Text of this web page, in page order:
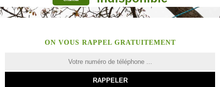
ON VOUS RAPPEL GRATUITEMENT